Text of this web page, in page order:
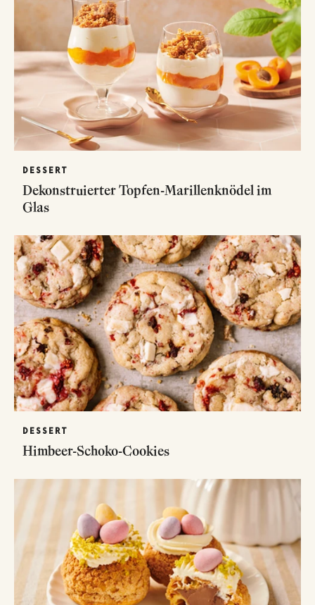
DESSERT
Dekonstruierter Topfen-Marillenknödel im
Glas
DESSERT
Himbeer-Schoko-Cookies